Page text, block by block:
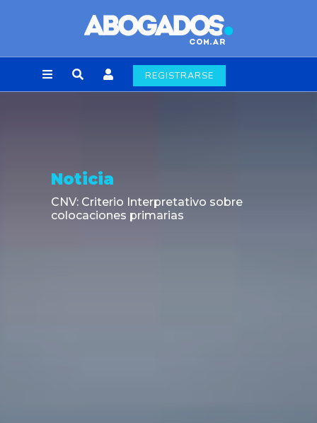
REGISTRARSE
Noticia
CNV: Criterio Interpretativo sobre
colocaciones primarias